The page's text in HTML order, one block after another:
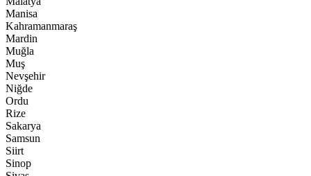
Manisa
Kahramanmaraş
Mardin
Muğla
Muş
Nevşehir
Niğde
Ordu
Rize
Sakarya
Samsun
Siirt
Sinop